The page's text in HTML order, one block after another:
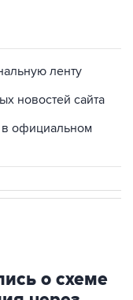
ленту
новостей сайта
в официальном
о схеме